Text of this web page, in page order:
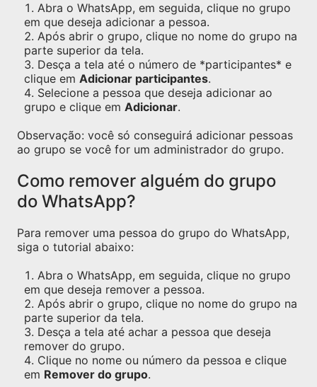
Abra o WhatsApp, em seguida, clique no grupo
em que deseja adicionar a pessoa.
Após abrir o grupo, clique no nome do grupo na
parte superior da tela.
Desça a tela até o número de *participantes* e
clique em Adicionar participantes.
Selecione a pessoa que deseja adicionar ao
grupo e clique em Adicionar.
Observação: você só conseguirá adicionar pessoas
ao grupo se você for um administrador do grupo.
Como remover alguém do grupo
do WhatsApp?
Para remover uma pessoa do grupo do WhatsApp,
siga o tutorial abaixo:
Abra o WhatsApp, em seguida, clique no grupo
em que deseja remover a pessoa.
Após abrir o grupo, clique no nome do grupo na
parte superior da tela.
Desça a tela até achar a pessoa que deseja
remover do grupo.
Clique no nome ou número da pessoa e clique
em Remover do grupo.